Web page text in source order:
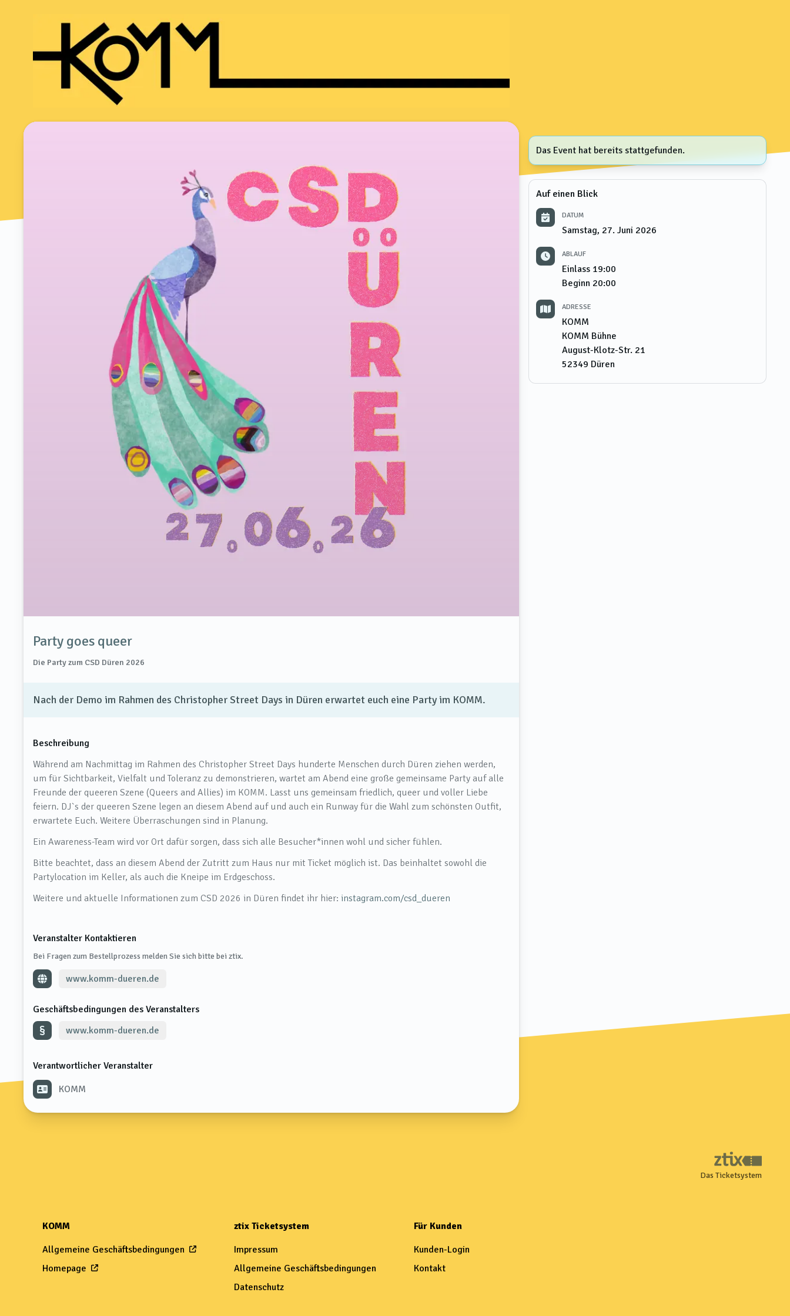
Party goes queer
Die Party zum CSD Düren 2026
Nach der Demo im Rahmen des Christopher Street Days in Düren erwartet euch eine Party im KOMM.
Beschreibung
Während am Nachmittag im Rahmen des Christopher Street Days hunderte Menschen durch Düren ziehen werden,
um für Sichtbarkeit, Vielfalt und Toleranz zu demonstrieren, wartet am Abend eine große gemeinsame Party auf alle
Freunde der queeren Szene (Queers and Allies) im KOMM. Lasst uns gemeinsam friedlich, queer und voller Liebe
feiern. DJ`s der queeren Szene legen an diesem Abend auf und auch ein Runway für die Wahl zum schönsten Outfit,
erwartete Euch. Weitere Überraschungen sind in Planung.
Ein Awareness-Team wird vor Ort dafür sorgen, dass sich alle Besucher*innen wohl und sicher fühlen.
Bitte beachtet, dass an diesem Abend der Zutritt zum Haus nur mit Ticket möglich ist. Das beinhaltet sowohl die
Partylocation im Keller, als auch die Kneipe im Erdgeschoss.
Weitere und aktuelle Informationen zum CSD 2026 in Düren findet ihr hier: instagram.com/csd_dueren
Veranstalter Kontaktieren
Bei Fragen zum Bestellprozess melden Sie sich bitte bei ztix.
www.komm-dueren.de
Geschäftsbedingungen des Veranstalters
www.komm-dueren.de
Verantwortlicher Veranstalter
KOMM
Das Event hat bereits stattgefunden.
Auf einen Blick
DATUM
Samstag, 27. Juni 2026
ABLAUF
Einlass 19:00
Beginn 20:00
ADRESSE
KOMM
KOMM Bühne
August-Klotz-Str. 21
52349 Düren
Das Ticketsystem
KOMM
Allgemeine Geschäftsbedingungen
Homepage
ztix Ticketsystem
Impressum
Allgemeine Geschäftsbedingungen
Datenschutz
Für Kunden
Kunden-Login
Kontakt